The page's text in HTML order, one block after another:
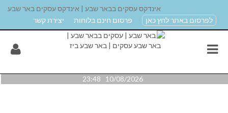
אינדקס עסקים בבאר שבע | אינדקס עסקים באר שבע
לפרסום באתר לחץ כאן
פרסום חינם בלוחות יצירת קשר
10/08/2026 23:48